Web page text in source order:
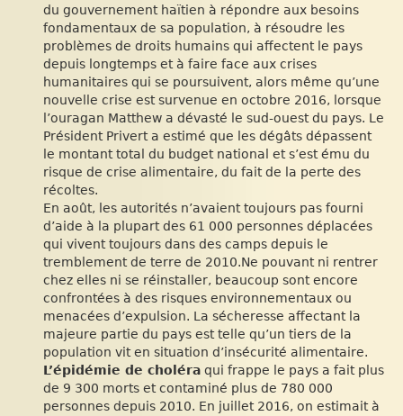
du gouvernement haïtien à répondre aux besoins
fondamentaux de sa population, à résoudre les
problèmes de droits humains qui affectent le pays
depuis longtemps et à faire face aux crises
humanitaires qui se poursuivent, alors même qu’une
nouvelle crise est survenue en octobre 2016, lorsque
l’ouragan Matthew a dévasté le sud-ouest du pays. Le
Président Privert a estimé que les dégâts dépassent
le montant total du budget national et s’est ému du
risque de crise alimentaire, du fait de la perte des
récoltes.
En août, les autorités n’avaient toujours pas fourni
d’aide à la plupart des 61 000 personnes déplacées
qui vivent toujours dans des camps depuis le
tremblement de terre de 2010.Ne pouvant ni rentrer
chez elles ni se réinstaller, beaucoup sont encore
confrontées à des risques environnementaux ou
menacées d’expulsion. La sécheresse affectant la
majeure partie du pays est telle qu’un tiers de la
population vit en situation d’insécurité alimentaire.
L’épidémie de choléra qui frappe le pays a fait plus
de 9 300 morts et contaminé plus de 780 000
personnes depuis 2010. En juillet 2016, on estimait à